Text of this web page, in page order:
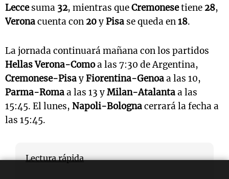
Leccesuma 32, mientras queCremonesetiene 28,
Veronacuenta con 20yPisa se queda en18.
La jornada continuará mañana con los partidos
Hellas Verona-Comoa las 7:30 de Argentina,
Cremonese-PisayFiorentina-Genoaa las 10,
Parma-Romaa las 13 yMilan-Atalantaa las
15:45. El lunes, Napoli-Bolognacerrará la fecha a
las 15:45.
Lectura rápida